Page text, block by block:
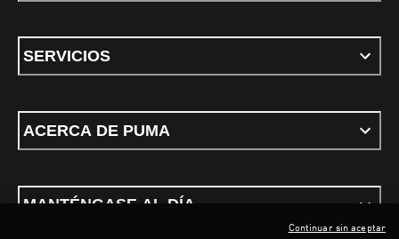
SERVICIOS
ACERCA DE PUMA
MANTÉNGASE AL DÍA
Continuar sin aceptar